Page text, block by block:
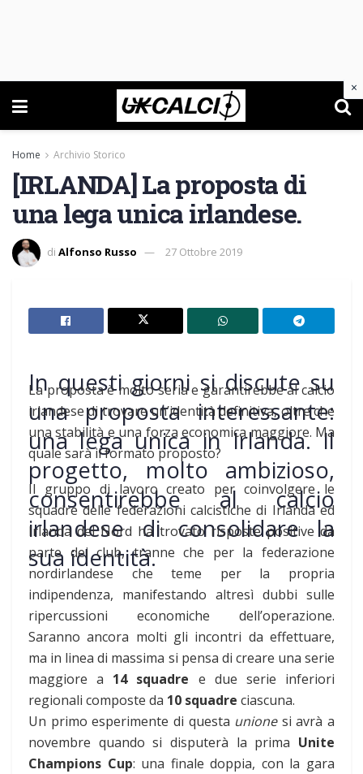
Home Archivio Storico
[IRLANDA] La proposta di
una lega unica irlandese.
di Alfonso Russo 27 Ottobre 2019
In questi giorni si discute su
una proposta interessante:
una lega unica in Irlanda. Il
progetto, molto ambizioso,
consentirebbe al calcio
irlandese di consolidare la
sua identità.
La proposta è molto seria e garantirebbe al calcio
irlandese di trovare un’identità definitiva, oltre che
una stabilità e una forza economica maggiore. Ma
quale sarà il formato proposto?
Il gruppo di lavoro creato per coinvolgere le
squadre delle federazioni calcistiche di Irlanda ed
Irlanda del Nord ha trovato risposte positive da
parte dei club, tranne che per la federazione
nordirlandese che teme per la propria
indipendenza, manifestando altresì dubbi sulle
ripercussioni economiche dell’operazione.
Saranno ancora molti gli incontri da effettuare,
ma in linea di massima si pensa di creare una serie
maggiore a 14 squadre e due serie inferiori
regionali composte da 10 squadre ciascuna.
Un primo esperimente di questa unionesi avrà a
novembre quando si disputerà la prima Unite
Champions Cup: una finale doppia, con la gara
×